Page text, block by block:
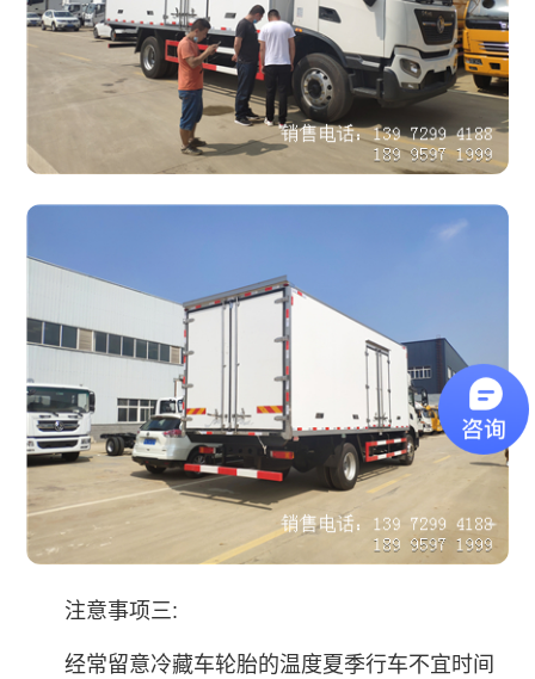
注意事项三:
经常留意冷藏车轮胎的温度夏季行车不宜时间